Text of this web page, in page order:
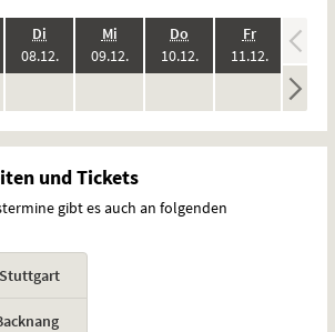
Di
08.12.2026:
Vorstellungen
Mi.,
09.12.2026:
Vorstellungen
Do
10.12.2026:
Vorstellungen
Fr.,
11.12.2026:
Vorstellungen
keine
und Tickets
gibt es auch an folgenden